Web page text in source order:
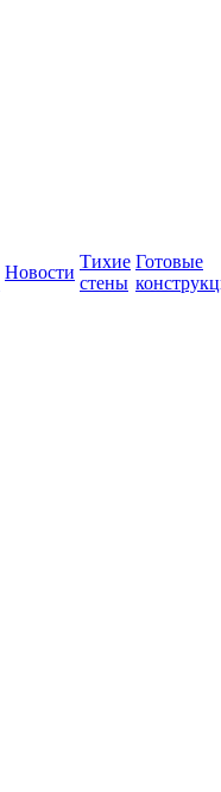
Новости
Тихие
стены
Готовые